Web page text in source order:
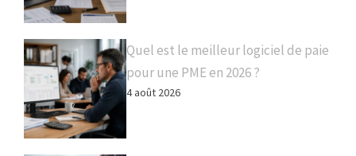
Quel est le meilleur logiciel de paie
pour une PME en 2026 ?
4 août 2026